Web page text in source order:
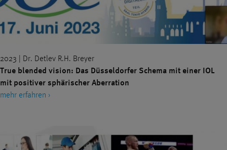
2023 | Dr. Detlev R.H. Breyer
True blended vision: Das Düsseldorfer Schema mit einer IOL
mit positiver sphärischer Aberration
mehr erfahren ›